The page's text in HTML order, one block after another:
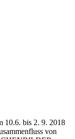
10.6. bis 2. 9. 2018
von